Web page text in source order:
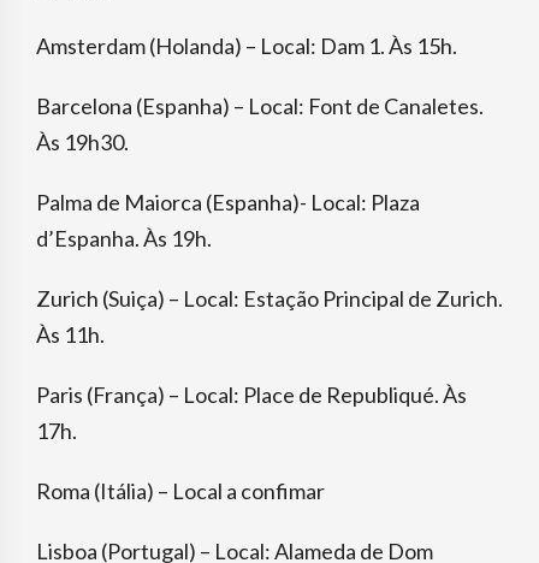
Amsterdam (Holanda) – Local: Dam 1. Às 15h.
Barcelona (Espanha) – Local: Font de Canaletes.
Às 19h30.
Palma de Maiorca (Espanha)- Local: Plaza
d’Espanha. Às 19h.
Zurich (Suiça) – Local: Estação Principal de Zurich.
Às 11h.
Paris (França) – Local: Place de Republiqué. Às
17h.
Roma (Itália) – Local a confimar
Lisboa (Portugal) – Local: Alameda de Dom